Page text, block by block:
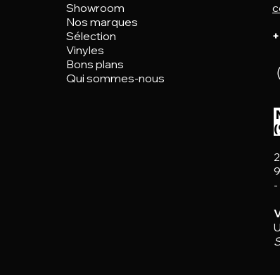
Showroom
Nos marques
Sélection
Vinyles
Bons plans
Qui sommes-nous